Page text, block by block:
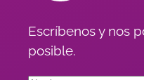
Escríbenos y nos
posible.